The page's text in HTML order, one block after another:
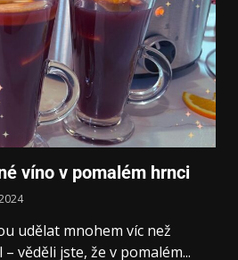
víno v pomalém hrnci
udělat mnohem víc než
věděli jste, že v pomalém...